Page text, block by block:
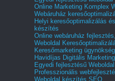
Online Marketing Komplex
Webáruház
Helyi keresőoptimalizálás
készítés
Online webáruház
Weboldal
Keresőmarketing ügynökség
Havidíjas Digitális
Egyedi fejlesztésű
Professzionális
Weboldal készítés SEO